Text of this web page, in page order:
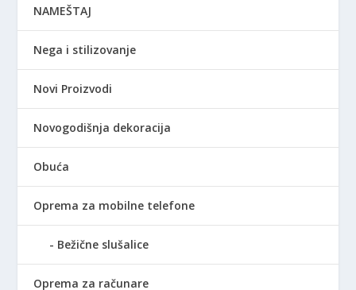
NAMEŠTAJ
Nega i stilizovanje
Novi Proizvodi
Novogodišnja dekoracija
Obuća
Oprema za mobilne telefone
Bežične slušalice
Oprema za računare